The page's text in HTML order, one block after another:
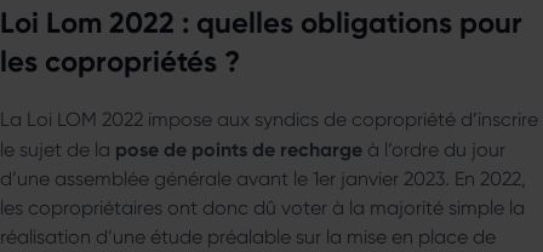
Loi Lom 2022 : quelles obligations pour
les copropriétés ?
La Loi LOM 2022 impose aux syndics de copropriété d’inscrire
le sujet de la pose de points de recharge à l’ordre du jour
d’une assemblée générale avant le 1er janvier 2023. En 2022,
les copropriétaires ont donc dû voter à la majorité simple la
réalisation d’une étude préalable sur la mise en place de